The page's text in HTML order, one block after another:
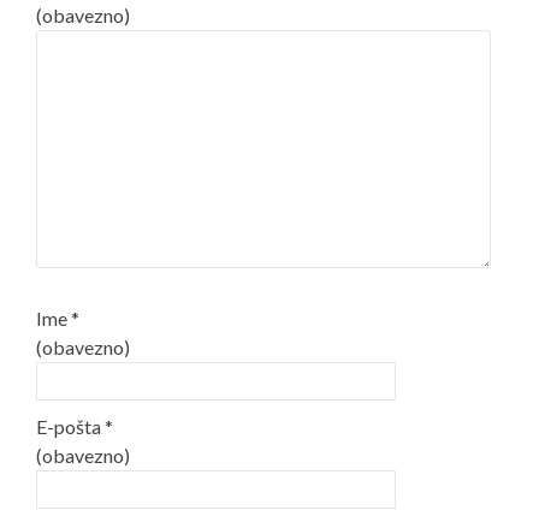
(obavezno)
Ime*
(obavezno)
E-pošta*
(obavezno)